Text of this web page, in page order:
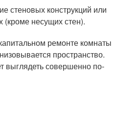
стеновых конструкций или
(кроме несущих стен).
ремонте комнаты
пространство.
выглядеть совершенно по-